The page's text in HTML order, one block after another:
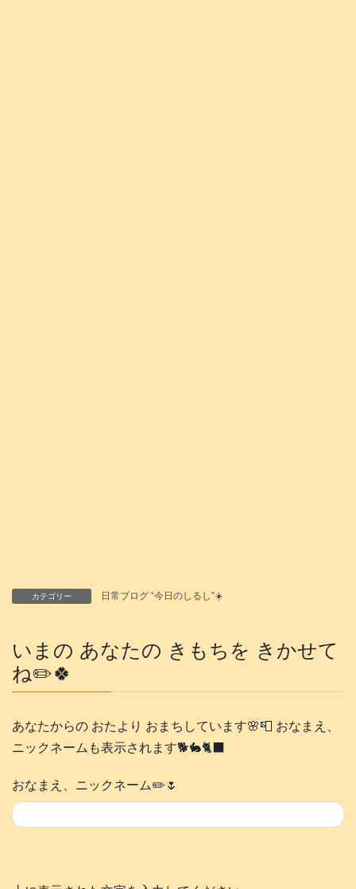
カテゴリー 日常ブログ “今日のしるし”☀️
いまの あなたの きもちを きかせて
ね✏️🍀
あなたからの おたより おまちしています🌸📮 おなまえ、
ニックネームも表示されます🐕️🐇🐈‍⬛
おなまえ、ニックネーム✏️🌷